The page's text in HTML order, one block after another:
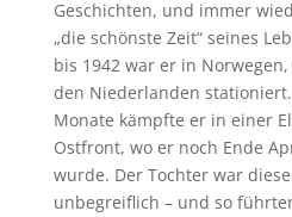
Geschichten, und immer
„die schönste Zeit“ seines
bis 1942 war er in
den Niederlanden
Monate kämpfte er in einer
Ostfront, wo er noch Ende
wurde. Der Tochter war
unbegreiflich – und so